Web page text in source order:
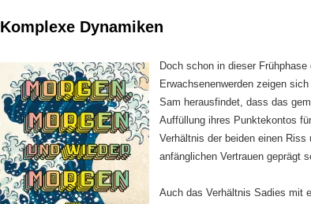
Komplexe Dynamiken
Doch schon in dieser
Erwachsenenwerden zeigen
Sam herausfindet, dass das
Auffüllung ihres Punktekontos
Verhältnis der beiden einen
anfänglichen Vertrauen geprägt
Auch das Verhältnis Sadies mit